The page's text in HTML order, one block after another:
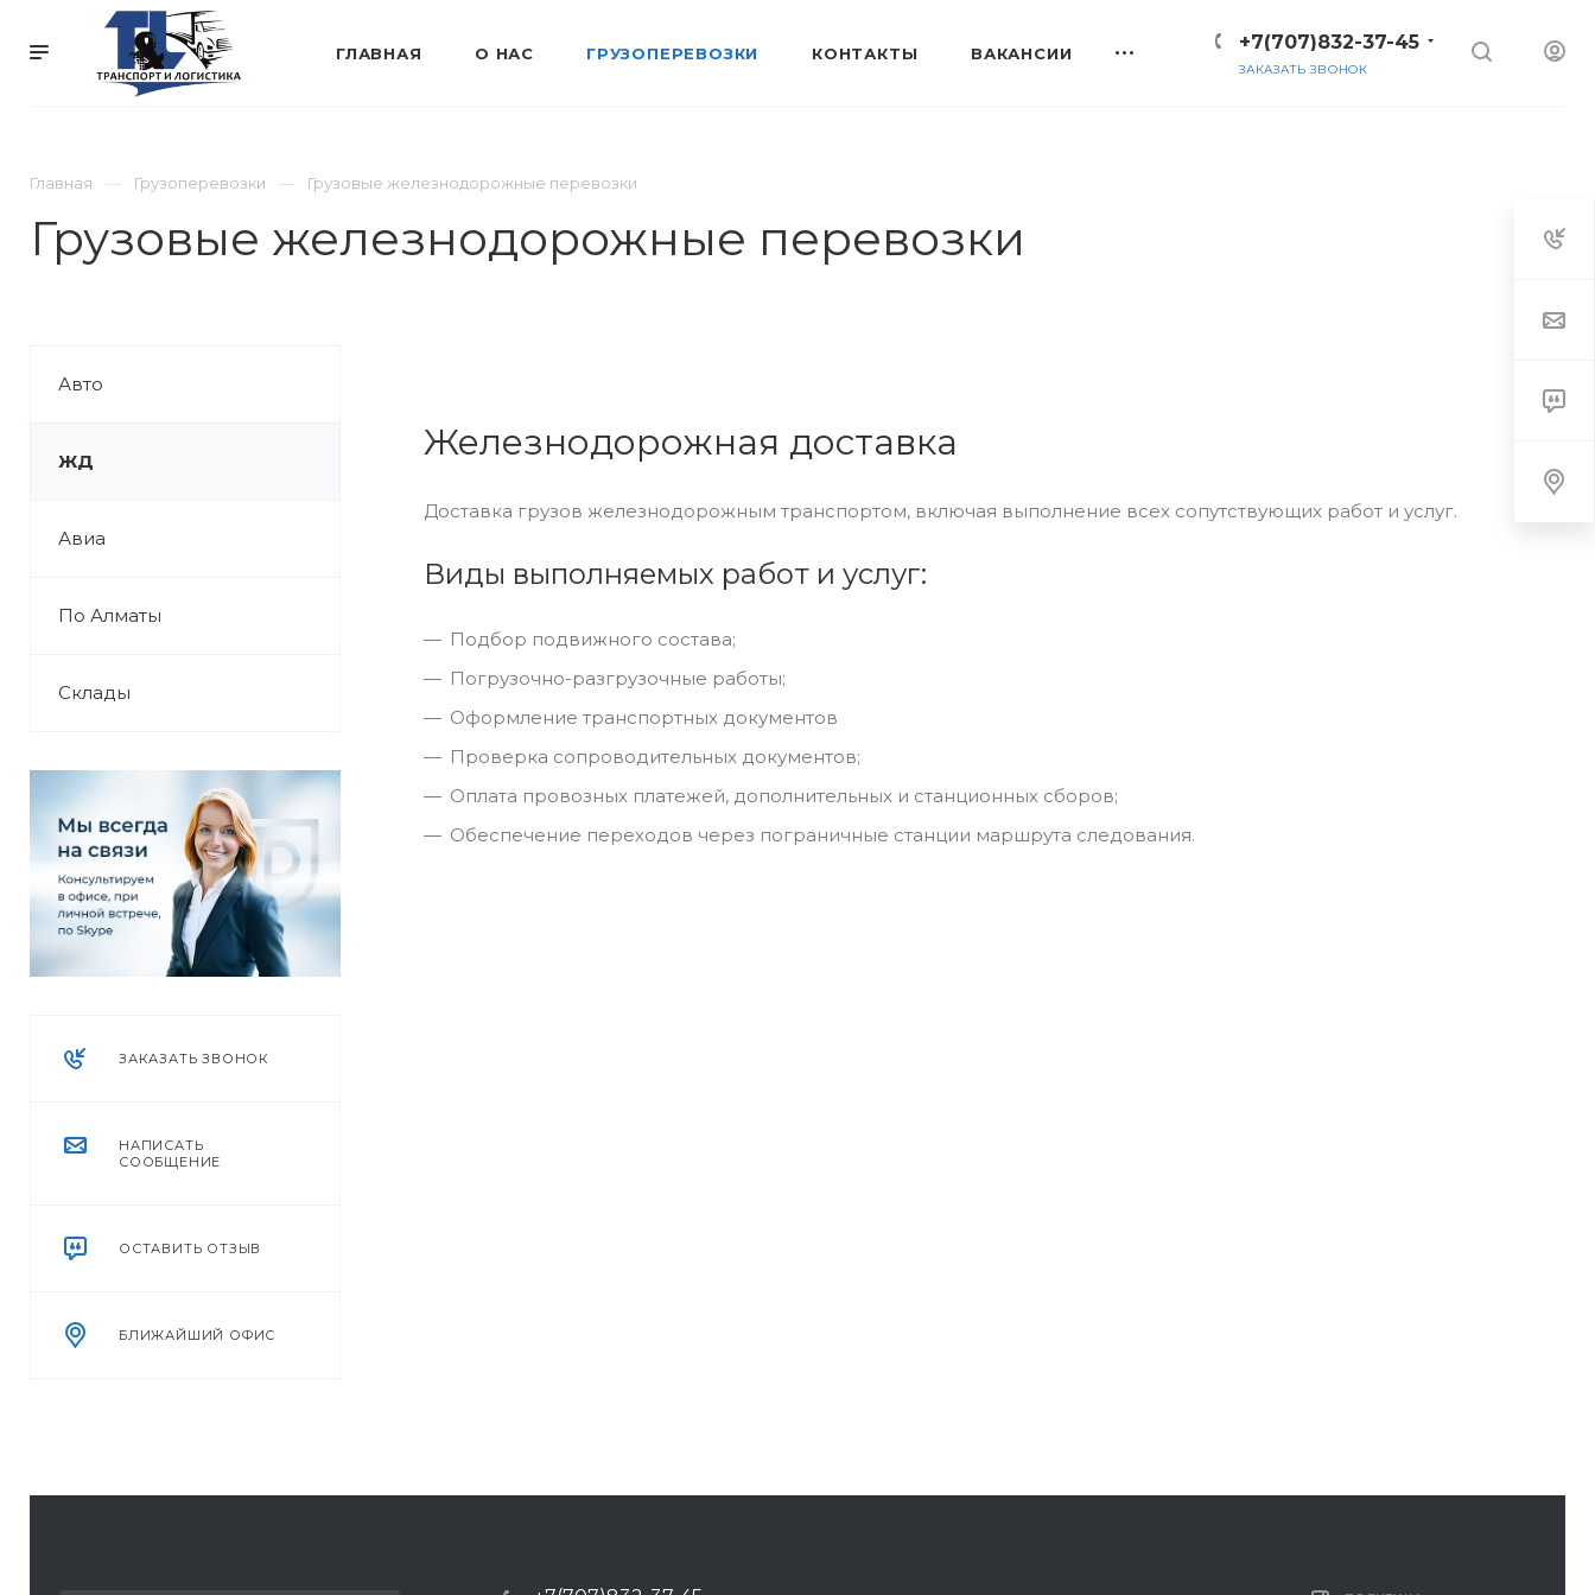
+7(707)832-37-45
ЗАКАЗАТЬ ЗВОНОК
ГЛАВНАЯ О НАС ГРУЗОПЕРЕВОЗКИ КОНТАКТЫ ВАКАНСИИ
Главная Грузоперевозки Грузовые железнодорожные перевозки
Грузовые железнодорожные перевозки
Авто
ЖД
Авиа
По Алматы
Склады
ЗАКАЗАТЬ ЗВОНОК
НАПИСАТЬ
СООБЩЕНИЕ
ОСТАВИТЬ ОТЗЫВ
БЛИЖАЙШИЙ ОФИС
Железнодорожная доставка
Доставка грузов железнодорожным транспортом, включая выполнение всех сопутствующих работ и услуг.
Виды выполняемых работ и услуг:
Подбор подвижного состава;
Погрузочно-разгрузочные работы;
Оформление транспортных документов
Проверка сопроводительных документов;
Оплата провозных платежей, дополнительных и станционных сборов;
Обеспечение переходов через пограничные станции маршрута следования.